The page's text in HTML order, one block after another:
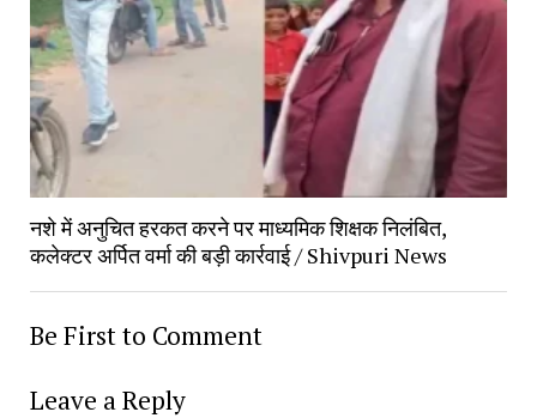
नशे में अनुचित हरकत करने पर माध्यमिक शिक्षक निलंबित,
कलेक्टर अर्पित वर्मा की बड़ी कार्रवाई / Shivpuri News
Be First to Comment
Leave a Reply